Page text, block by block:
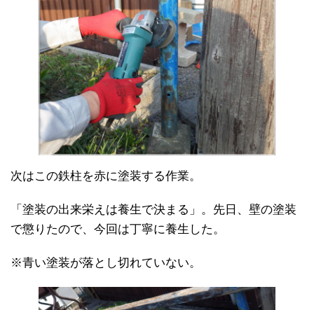
次はこの鉄柱を赤に塗装する作業。
「塗装の出来栄えは養生で決まる」。先日、壁の塗装
で懲りたので、今回は丁寧に養生した。
※青い塗装が落とし切れていない。